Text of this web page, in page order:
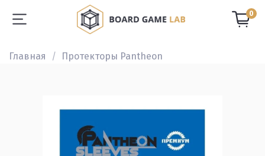
0
Главная Протекторы Pantheon